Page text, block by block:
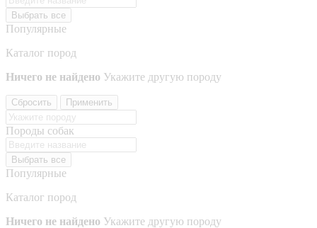
Выбрать все
Популярные
Каталог пород
Ничего не найдено Укажите другую породу
Сбросить Применить
Породы собак
Выбрать все
Популярные
Каталог пород
Ничего не найдено Укажите другую породу